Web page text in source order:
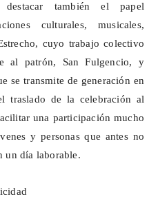
destacar también el papel
culturales, musicales,
cuyo trabajo colectivo
al patrón, San Fulgencio, y
se transmite de generación en
traslado de la celebración al
una participación mucho
y personas que antes no
un día laborable.